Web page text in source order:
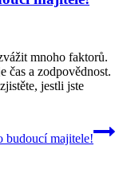
mnoho faktorů.
čas a zodpovědnost.
jestli jste
budoucí majitele!